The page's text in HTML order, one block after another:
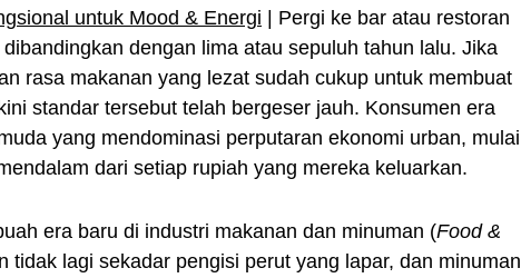
untuk Mood & Energi | Pergi ke bar atau restoran
dengan lima atau sepuluh tahun lalu. Jika
rasa makanan yang lezat sudah cukup untuk membuat
standar tersebut telah bergeser jauh. Konsumen era
yang mendominasi perputaran ekonomi urban, mulai
dari setiap rupiah yang mereka keluarkan.
era baru di industri makanan dan minuman (Food &
tidak lagi sekadar pengisi perut yang lapar, dan minuman